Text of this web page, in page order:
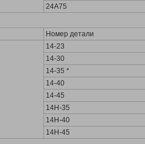
24A75
Номер детали
14-23
14-30
14-35 *
14-40
14-45
14H-35
14H-40
14H-45